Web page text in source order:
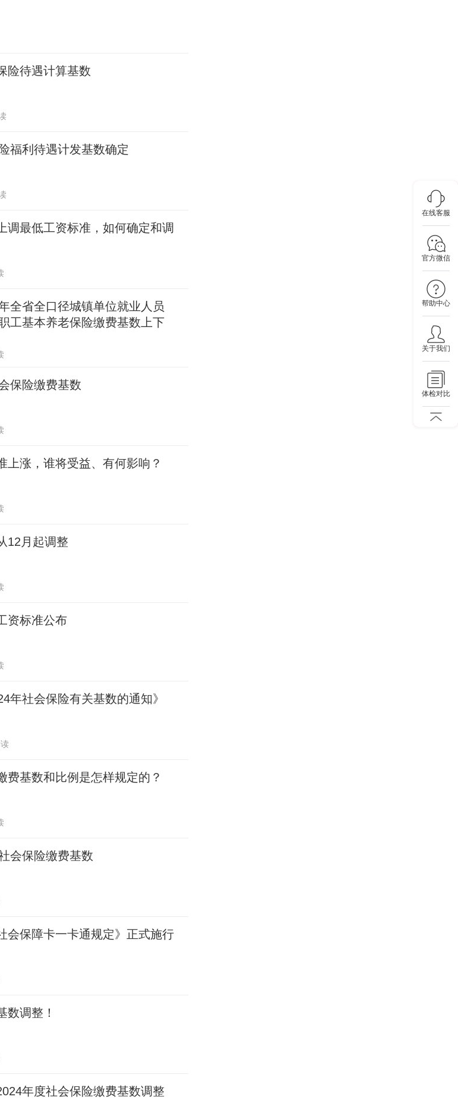
在线客服
官方微信
帮助中心
关于我们
体检对比
险待遇计算基数
福利待遇计发基数确定
调最低工资标准，如何确定和调
全省全口径城镇单位就业人员
工基本养老保险缴费基数上下
保险缴费基数
上涨，谁将受益、有何影响？
12月起调整
资标准公布
年社会保险有关基数的通知》
费基数和比例是怎样规定的？
会保险缴费基数
会保障卡一卡通规定》正式施行
数调整！
年度社会保险缴费基数调整